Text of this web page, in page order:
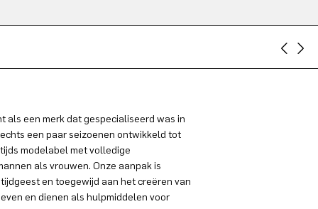
als een merk dat gespecialiseerd was in
een paar seizoenen ontwikkeld tot
modelabel met volledige
als vrouwen. Onze aanpak is
en toegewijd aan het creëren van
en dienen als hulpmiddelen voor